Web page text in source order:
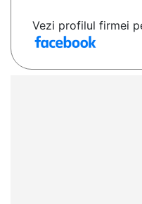
Vezi profilul firmei